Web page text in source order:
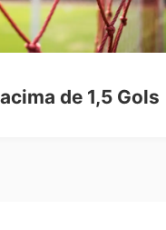
de 1,5 Gols